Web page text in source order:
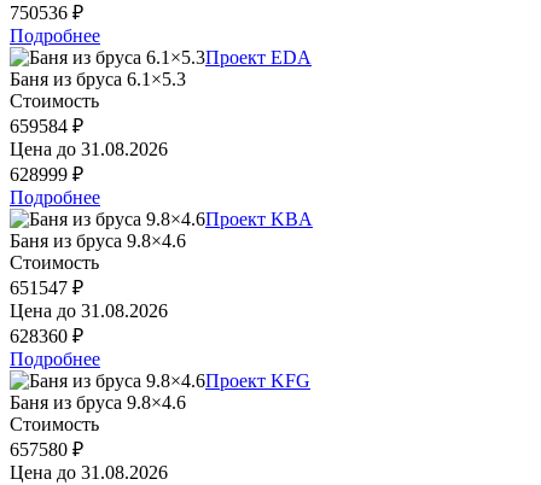
750536 ₽
Подробнее
Проект EDA
Баня из бруса 6.1×5.3
Стоимость
659584 ₽
Цена до 31.08.2026
628999 ₽
Подробнее
Проект KBA
Баня из бруса 9.8×4.6
Стоимость
651547 ₽
Цена до 31.08.2026
628360 ₽
Подробнее
Проект KFG
Баня из бруса 9.8×4.6
Стоимость
657580 ₽
Цена до 31.08.2026